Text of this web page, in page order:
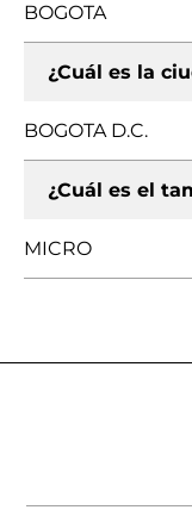
BOGOTA
¿Cuál es la
BOGOTA D.C.
¿Cuál es el
MICRO